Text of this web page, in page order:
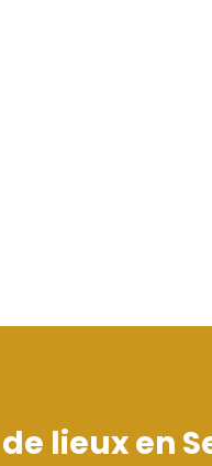
lieux en